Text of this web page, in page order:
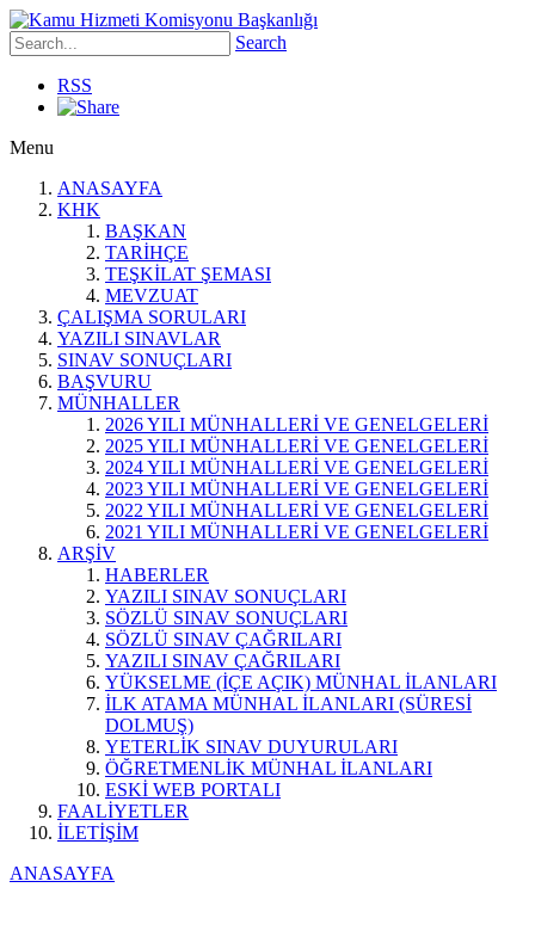
Search
RSS
Menu
ANASAYFA
KHK
BAŞKAN
TARİHÇE
TEŞKİLAT ŞEMASI
MEVZUAT
ÇALIŞMA SORULARI
YAZILI SINAVLAR
SINAV SONUÇLARI
BAŞVURU
MÜNHALLER
2026 YILI MÜNHALLERİ VE GENELGELERİ
2025 YILI MÜNHALLERİ VE GENELGELERİ
2024 YILI MÜNHALLERİ VE GENELGELERİ
2023 YILI MÜNHALLERİ VE GENELGELERİ
2022 YILI MÜNHALLERİ VE GENELGELERİ
2021 YILI MÜNHALLERİ VE GENELGELERİ
ARŞİV
HABERLER
YAZILI SINAV SONUÇLARI
SÖZLÜ SINAV SONUÇLARI
SÖZLÜ SINAV ÇAĞRILARI
YAZILI SINAV ÇAĞRILARI
YÜKSELME (İÇE AÇIK) MÜNHAL İLANLARI
İLK ATAMA MÜNHAL İLANLARI (SÜRESİ
DOLMUŞ)
YETERLİK SINAV DUYURULARI
ÖĞRETMENLİK MÜNHAL İLANLARI
ESKİ WEB PORTALI
FAALİYETLER
İLETİŞİM
ANASAYFA